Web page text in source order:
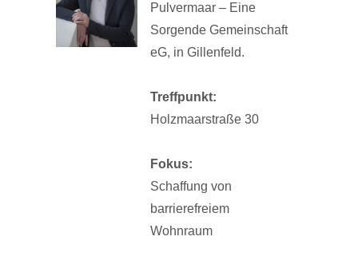
Pulvermaar – Eine
Sorgende Gemeinschaft
eG, in Gillenfeld.
Treffpunkt:
Holzmaarstraße 30
Fokus:
Schaffung von
barrierefreiem
Wohnraum